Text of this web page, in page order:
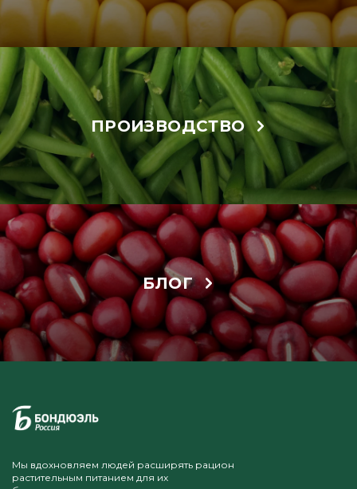
ПРОИЗВОДСТВО
БЛОГ
Мы вдохновляем людей расширять рацион
растительным питанием для их